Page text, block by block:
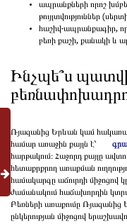
ապրանքների որոշ
թույլտվություններ
հաշիվ-ապրանքագիր,
բեռի քաշի, քանակի և
Ինչպե՞ս
Ռյազանից Երևան կամ
համար առաջին քայլն է՝
հարթակում։ Հաջորդ քայլը
հետաքրքրող առաքման
համակարգը աճուրդի միջոցով
ժամանակում հաճախորդին
Բեռների առաքումը
ընկերության միջոցով